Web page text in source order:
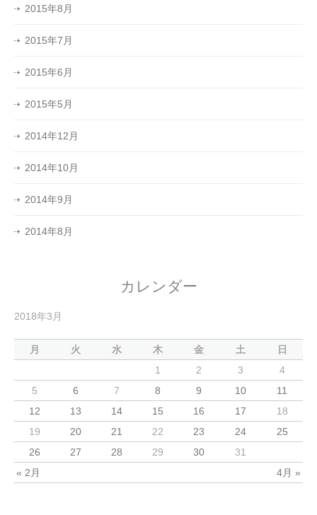
2015年8月
2015年7月
2015年6月
2015年5月
2014年12月
2014年10月
2014年9月
2014年8月
カレンダー
2018年3月
月 火 水 木 金 土 日
« 2月 4月 »
1 2 3
4
5
6 7 8 9 10
11
12
13 14 15 16 17
18
19
20 21 22 23 24
25
26
27 28 29 30 31